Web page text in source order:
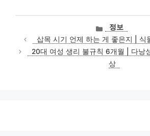
카
테
고
리
정보
삽목 시기 언제 하는 게 좋은지 | 식
20대 여성 생리 불규칙 6개월 | 다낭
상